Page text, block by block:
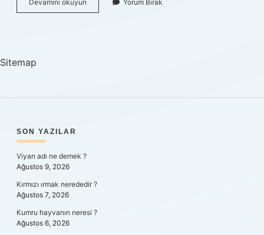
Devamını okuyun
Bome
Yorum Bırak
Sitemap
SIDEBAR
SON YAZILAR
Viyan adı ne demek ?
Ağustos 9, 2026
Kırmızı ırmak nerededir ?
Ağustos 7, 2026
Kumru hayvanın neresi ?
Ağustos 6, 2026